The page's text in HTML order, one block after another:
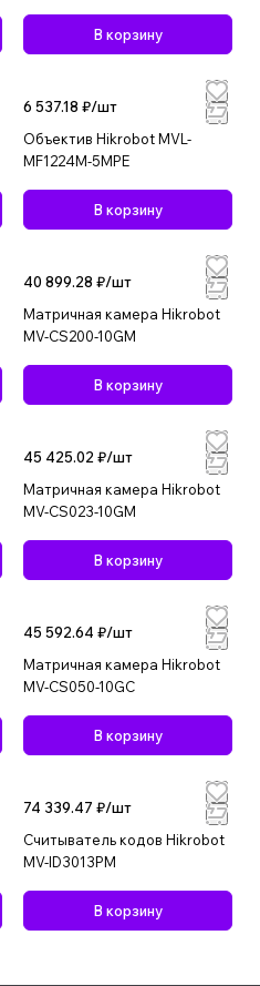
В корзину
6 537.18 ₽/шт
Объектив Hikrobot MVL-
MF1224M-5MPE
В корзину
40 899.28 ₽/шт
Матричная камера Hikrobot
MV-CS200-10GM
В корзину
45 425.02 ₽/шт
Матричная камера Hikrobot
MV-CS023-10GM
В корзину
45 592.64 ₽/шт
Матричная камера Hikrobot
MV-CS050-10GC
В корзину
74 339.47 ₽/шт
Считыватель кодов Hikrobot
MV-ID3013PM
В корзину